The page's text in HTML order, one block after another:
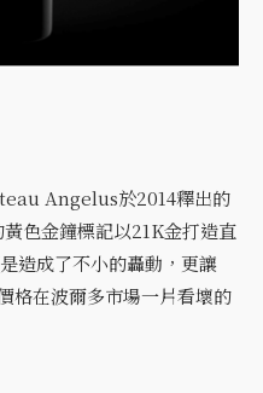
Angelus於2014釋出的
色金鐘標記以21K金打造直
造成了不小的轟動，更讓
在波爾多市場一片看壞的